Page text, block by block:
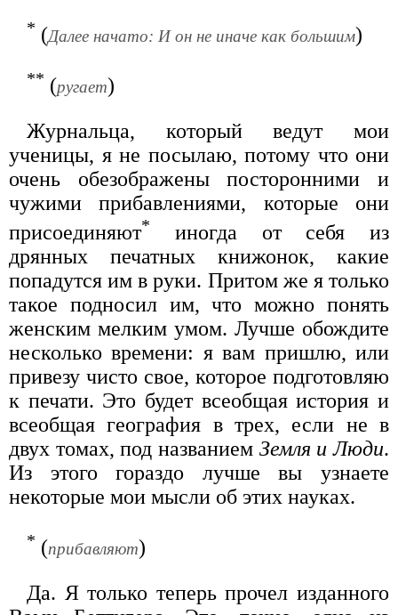
* (Далее начато: И он не иначе как большим)
** (ругает)
Журнальца, который ведут мои
ученицы, я не посылаю, потому что они
очень обезображены посторонними и
чужими прибавлениями, которые они
присоединяют*
иногда от себя из
дрянных печатных книжонок, какие
попадутся им в руки. Притом же я только
такое подносил им, что можно понять
женским мелким умом. Лучше обождите
несколько времени: я вам пришлю, или
привезу чисто свое, которое подготовляю
к печати. Это будет всеобщая история и
всеобщая география в трех, если не в
двух томах, под названием Земля и Люди.
Из этого гораздо лучше вы узнаете
некоторые мои мысли об этих науках.
* (прибавляют)
Да. Я только теперь прочел изданного